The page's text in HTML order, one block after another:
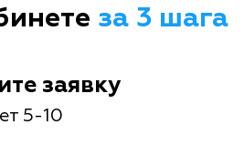
за 3 шага
заявку
5-10